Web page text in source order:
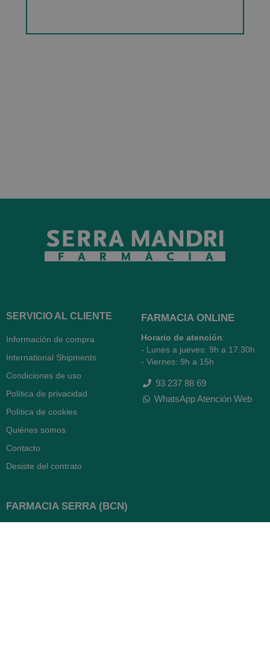
SERVICIO AL CLIENTE
Información de compra
International Shipments
Condiciones de uso
Política de privacidad
Política de cookies
Quiénes somos
Contacto
Desiste del contrato
FARMACIA ONLINE
Horario de atención:
- Lunes a jueves: 9h a 17.30h
- Viernes: 9h a 15h
93 237 88 69
WhatsApp Atención Web
FARMACIA SERRA (BCN)